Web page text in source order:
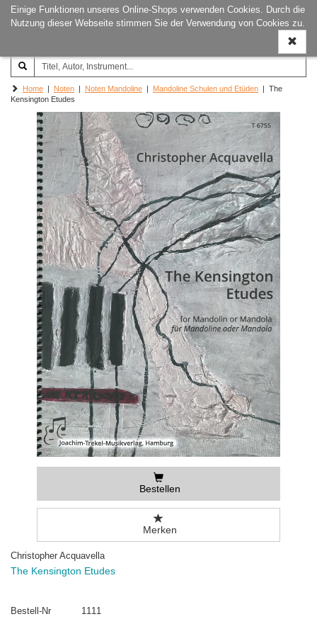
Einige Funktionen unseres Online-Shops verwenden Cookies. Durch die
Nutzung dieser Webseite stimmen Sie der Verwendung von Cookies zu.
ein-/
Joachim‐Trekel‐Musikverlag,
Hamburg
Home | Noten | Noten Mandoline | Mandoline Schulen und Etüden | The
Kensington Etudes
Bestellen
Merken
Christopher Acquavella
The Kensington Etudes
Bestell-Nr
1111